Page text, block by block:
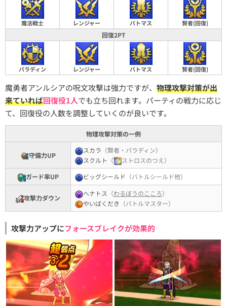
魔法戦士 レンジャー バトマス 賢者(回復)
回復2PT
パラディン レンジャー バトマス 賢者(回復)
魔勇者アンルシアの呪文攻撃は強力ですが、 物理攻撃対策が出
来ていれば回復役1人でも立ち回れます。パーティの戦力に応じ
て、回復役の人数を調整していくのが良いです。
物理攻撃対策の一例
守備力UP
スカラ （賢者・パラディン）
スクルト （
ストロスのつえ）
ガード率UP
ビッグシールド （バトルシールド他）
攻撃力ダウン
ヘナトス （わるぼうのこころ）
やいばくだき （バトルマスター）
攻撃力アップにフォースブレイクが効果的